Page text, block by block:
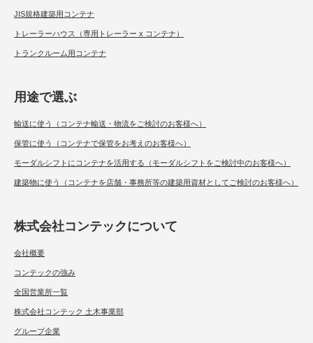
JIS規格建築用コンテナ
トレーラーハウス（専用トレーラー x コンテナ）
トランクルーム用コンテナ
用途で選ぶ
輸送に使う（コンテナ輸送・物流をご検討のお客様へ）
保管に使う（コンテナで保管をお考えのお客様へ）
モーダルシフトにコンテナを活用する（モーダルシフトをご検討中のお客様へ）
建築物に使う（コンテナを店舗・事務所等の建築用資材としてご検討のお客様へ）
株式会社コンテックについて
会社概要
コンテックの強み
全国営業所一覧
株式会社コンテック 土木事業部
グループ企業